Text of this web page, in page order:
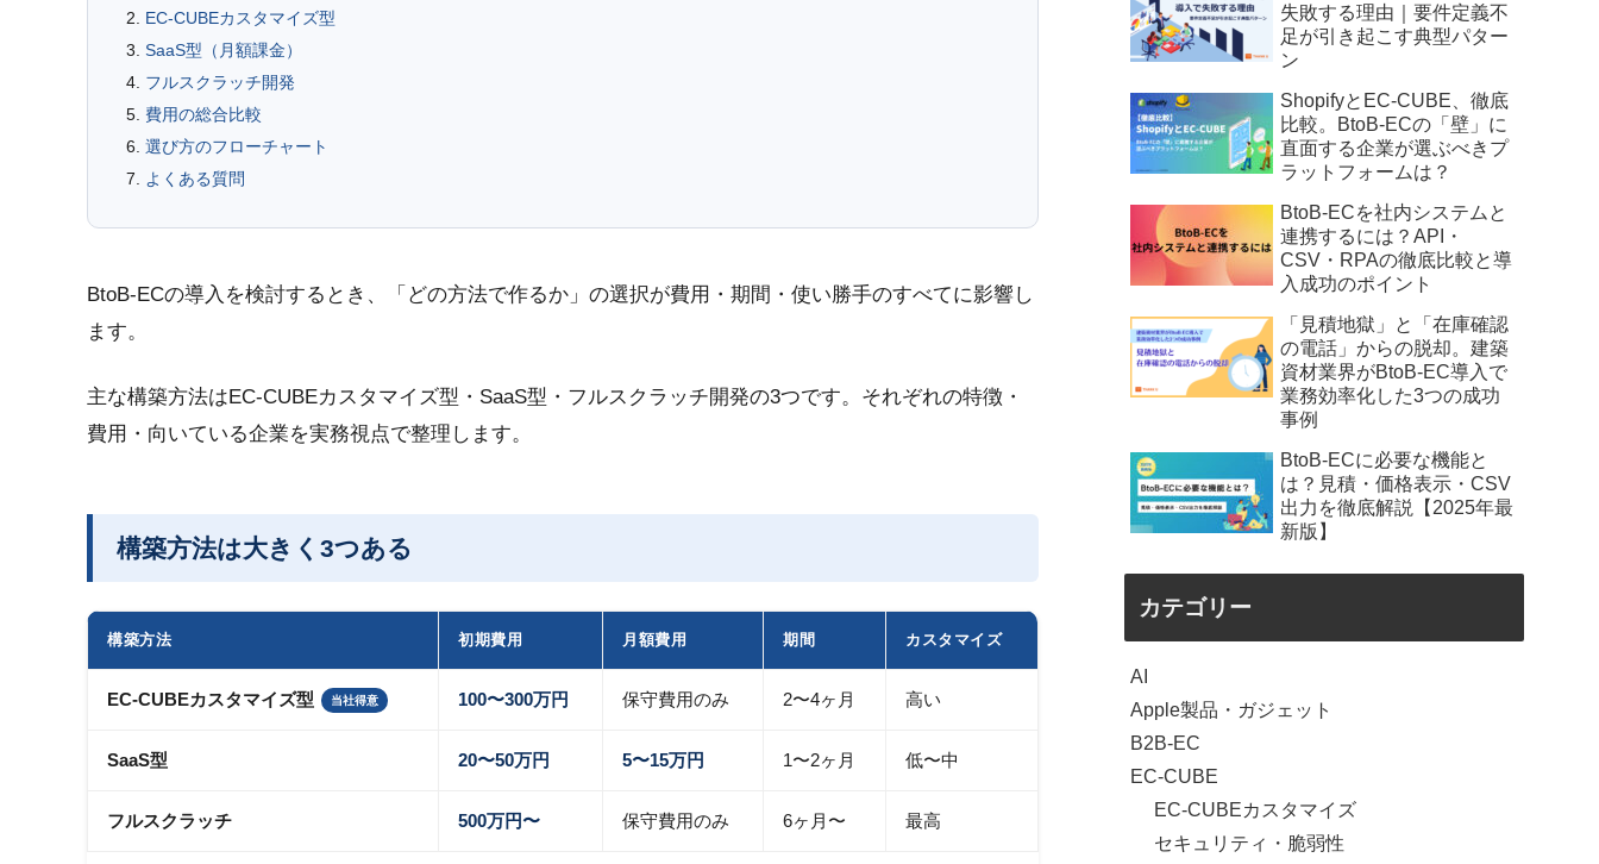
EC-CUBEカスタマイズ型
SaaS型（月額課金）
フルスクラッチ開発
費用の総合比較
選び方のフローチャート
よくある質問
BtoB-ECの導入を検討するとき、「どの方法で作るか」の選択が費用・期間・使い勝手のすべてに影響し
ます。
主な構築方法はEC-CUBEカスタマイズ型・SaaS型・フルスクラッチ開発の3つです。それぞれの特徴・
費用・向いている企業を実務視点で整理します。
構築方法は大きく3つある
構築方法 初期費用 月額費用 期間 カスタマイズ
EC-CUBEカスタマイズ型 当社得意 100〜300万円 保守費用のみ 2〜4ヶ月 高い
SaaS型 20〜50万円 5〜15万円 1〜2ヶ月 低〜中
フルスクラッチ 500万円〜 保守費用のみ 6ヶ月〜 最高
失敗する理由｜要件定義不
足が引き起こす典型パター
ン
ShopifyとEC-CUBE、徹底
比較。BtoB-ECの「壁」に
直面する企業が選ぶべきプ
ラットフォームは？
BtoB-ECを社内システムと
連携するには？API・
CSV・RPAの徹底比較と導
入成功のポイント
「見積地獄」と「在庫確認
の電話」からの脱却。建築
資材業界がBtoB-EC導入で
業務効率化した3つの成功
事例
BtoB-ECに必要な機能と
は？見積・価格表示・CSV
出力を徹底解説【2025年最
新版】
カテゴリー
AI
Apple製品・ガジェット
B2B-EC
EC-CUBE
EC-CUBEカスタマイズ
セキュリティ・脆弱性